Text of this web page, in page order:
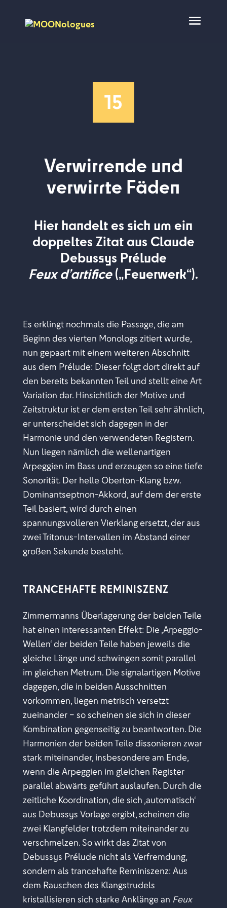
15
Verwirrende und
verwirrte Fäden
Hier handelt es sich um ein
doppeltes Zitat aus Claude
Debussys Prélude
Feux d’artifice(„Feuerwerk“).
Es erklingt nochmals die Passage, die am
Beginn des vierten Monologs zitiert wurde,
nun gepaart mit einem weiteren Abschnitt
aus dem Prélude: Dieser folgt dort direkt auf
den bereits bekannten Teil und stellt eine Art
Variation dar. Hinsichtlich der Motive und
Zeitstruktur ist er dem ersten Teil sehr ähnlich,
er unterscheidet sich dagegen in der
Harmonie und den verwendeten Registern.
Nun liegen nämlich die wellenartigen
Arpeggien im Bass und erzeugen so eine tiefe
Sonorität. Der helle Oberton-Klang bzw.
Dominantseptnon-Akkord, auf dem der erste
Teil basiert, wird durch einen
spannungsvolleren Vierklang ersetzt, der aus
zwei Tritonus-Intervallen im Abstand einer
großen Sekunde besteht.
TRANCEHAFTE REMINISZENZ
Zimmermanns Überlagerung der beiden Teile
hat einen interessanten Effekt: Die ,Arpeggio-
Wellen‘ der beiden Teile haben jeweils die
gleiche Länge und schwingen somit parallel
im gleichen Metrum. Die signalartigen Motive
dagegen, die in beiden Ausschnitten
vorkommen, liegen metrisch versetzt
zueinander – so scheinen sie sich in dieser
Kombination gegenseitig zu beantworten. Die
Harmonien der beiden Teile dissonieren zwar
stark miteinander, insbesondere am Ende,
wenn die Arpeggien im gleichen Register
parallel abwärts geführt auslaufen. Durch die
zeitliche Koordination, die sich ,automatisch‘
aus Debussys Vorlage ergibt,scheinen die
zwei Klangfelder trotzdem miteinander zu
verschmelzen. So wirkt das Zitat von
Debussys Prélude nicht als Verfremdung,
sondern als trancehafte Reminiszenz: Aus
dem Rauschen des Klangstrudels
kristallisieren sich starke Anklänge an Feux